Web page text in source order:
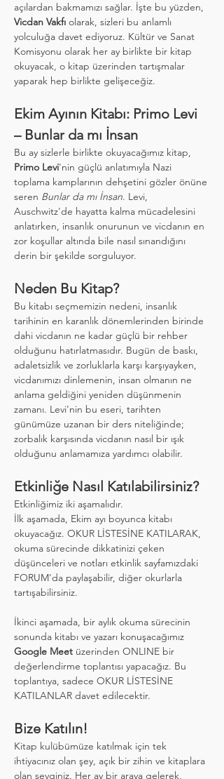
açılardan bakmamızı sağlar. İşte bu yüzden,
Vicdan Vakfı olarak, sizleri bu anlamlı
yolculuğa davet ediyoruz. Kültür ve Sanat
Komisyonu olarak her ay birlikte bir kitap
okuyacak, o kitap üzerinden tartışmalar
yaparak hep birlikte gelişeceğiz.
Ekim Ayının Kitabı: Primo Levi
– Bunlar da mı İnsan
Bu ay sizlerle birlikte okuyacağımız kitap,
Primo Levi'nin güçlü anlatımıyla Nazi
toplama kamplarının dehşetini gözler önüne
seren Bunlar da mı İnsan. Levi,
Auschwitz'de hayatta kalma mücadelesini
anlatırken, insanlık onurunun ve vicdanın en
zor koşullar altında bile nasıl sınandığını
derin bir şekilde sorguluyor.
Neden Bu Kitap?
Bu kitabı seçmemizin nedeni, insanlık
tarihinin en karanlık dönemlerinden birinde
dahi vicdanın ne kadar güçlü bir rehber
olduğunu hatırlatmasıdır. Bugün de baskı,
adaletsizlik ve zorluklarla karşı karşıyayken,
vicdanımızı dinlemenin, insan olmanın ne
anlama geldiğini yeniden düşünmenin
zamanı. Levi'nin bu eseri, tarihten
günümüze uzanan bir ders niteliğinde;
zorbalık karşısında vicdanın nasıl bir ışık
olduğunu anlamamıza yardımcı olabilir.
Etkinliğe Nasıl Katılabilirsiniz?
Etkinliğimiz iki aşamalıdır.
İlk aşamada, Ekim ayı boyunca kitabı
okuyacağız. OKUR LİSTESİNE KATILARAK,
okuma sürecinde dikkatinizi çeken
düşünceleri ve notları etkinlik sayfamızdaki
FORUM'da paylaşabilir, diğer okurlarla
tartışabilirsiniz.
İkinci aşamada, bir aylık okuma sürecinin
sonunda kitabı ve yazarı konuşacağımız
Google Meet üzerinden ONLINE bir
değerlendirme toplantısı yapacağız. Bu
toplantıya, sadece OKUR LİSTESİNE
KATILANLAR davet edilecektir.
Bize Katılın!
Kitap kulübümüze katılmak için tek
ihtiyacınız olan şey, açık bir zihin ve kitaplara
olan sevginiz. Her ay bir araya gelerek,